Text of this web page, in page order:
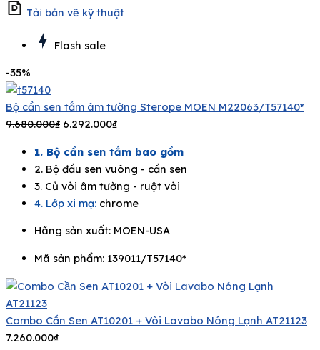
Tải bản vẽ kỹ thuật
Flash sale
-35%
Bộ cần sen tắm âm tường Sterope MOEN M22063/T57140*
9.680.000₫ 6.292.000₫
1. Bộ cần sen tắm bao gồm
2. Bộ đầu sen vuông - cần sen
3. Củ vòi âm tường - ruột vòi
4. Lớp xi mạ: chrome
Hãng sản xuất: MOEN-USA
Mã sản phẩm: 139011/T57140*
Combo Cần Sen AT10201 + Vòi Lavabo Nóng Lạnh AT21123
7.260.000₫